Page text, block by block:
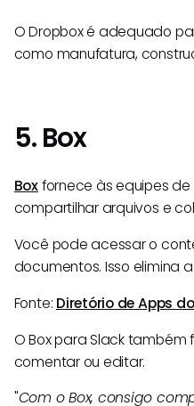
O Dropbox é adequado
como manufatura,
5. Box
Boxfornece às equipes
compartilhar arquivos e
Você pode acessar o
documentos. Isso elimina
Fonte: Diretório de Apps
O Box para Slack
comentar ou editar.
"Com o Box, consigo